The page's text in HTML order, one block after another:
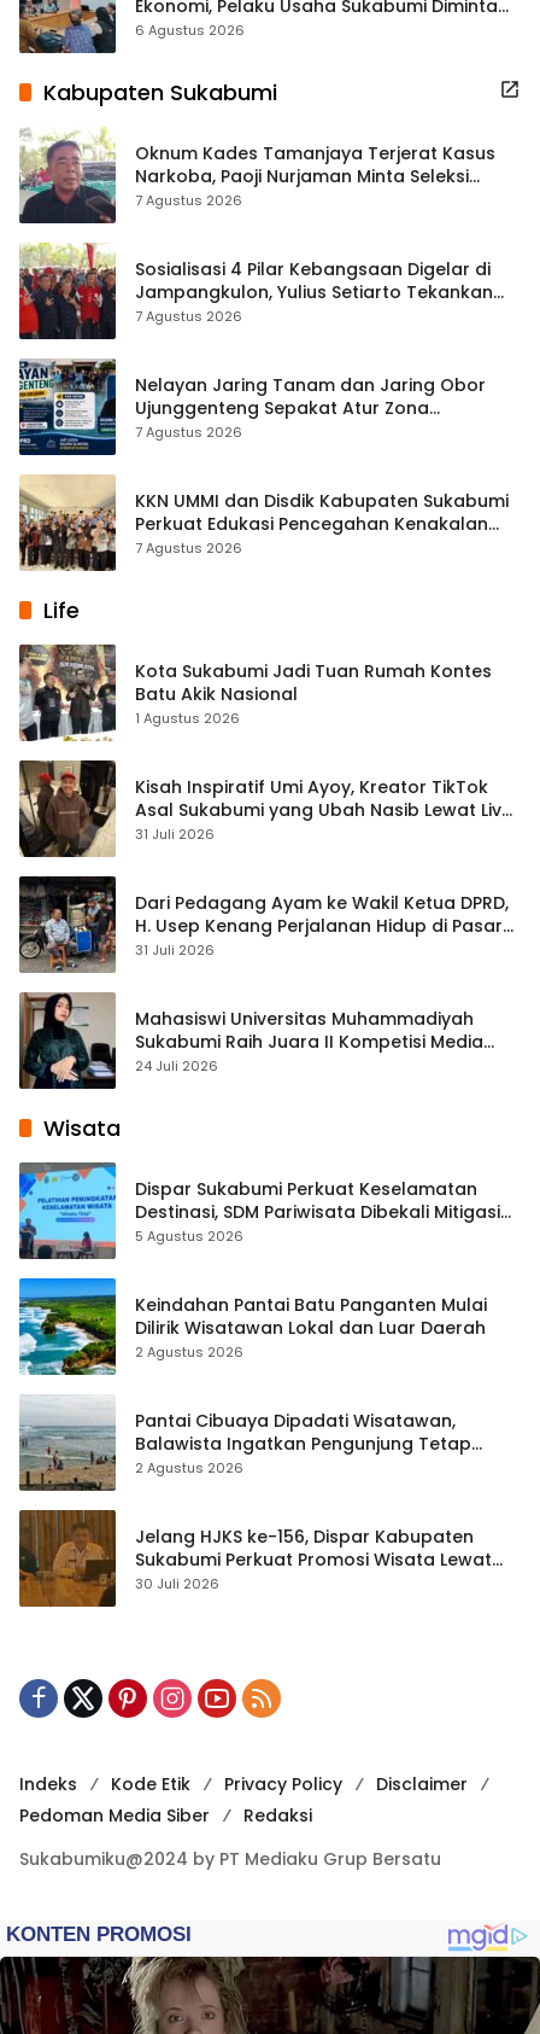
Ekonomi, Pelaku Usaha Sukabumi Diminta
Terbuka Beri Data
6 Agustus 2026
Kabupaten Sukabumi
Oknum Kades Tamanjaya Terjerat Kasus
Narkoba, Paoji Nurjaman Minta Seleksi
Calon Kades Diperketat
7 Agustus 2026
Sosialisasi 4 Pilar Kebangsaan Digelar di
Jampangkulon, Yulius Setiarto Tekankan
Pentingnya Persatuan
7 Agustus 2026
Nelayan Jaring Tanam dan Jaring Obor
Ujunggenteng Sepakat Atur Zona
Penangkapan
7 Agustus 2026
KKN UMMI dan Disdik Kabupaten Sukabumi
Perkuat Edukasi Pencegahan Kenakalan
Remaja di SMPN 2 Tegalbuleud
7 Agustus 2026
Life
Kota Sukabumi Jadi Tuan Rumah Kontes
Batu Akik Nasional
1 Agustus 2026
Kisah Inspiratif Umi Ayoy, Kreator TikTok
Asal Sukabumi yang Ubah Nasib Lewat Live
Streaming
31 Juli 2026
Dari Pedagang Ayam ke Wakil Ketua DPRD,
H. Usep Kenang Perjalanan Hidup di Pasar
Cisaat
31 Juli 2026
Mahasiswi Universitas Muhammadiyah
Sukabumi Raih Juara II Kompetisi Media
Pembelajaran Digital Tingkat Internasional
24 Juli 2026
Wisata
Dispar Sukabumi Perkuat Keselamatan
Destinasi, SDM Pariwisata Dibekali Mitigasi
hingga Teknik Evakuasi
5 Agustus 2026
Keindahan Pantai Batu Panganten Mulai
Dilirik Wisatawan Lokal dan Luar Daerah
2 Agustus 2026
Pantai Cibuaya Dipadati Wisatawan,
Balawista Ingatkan Pengunjung Tetap
Waspada
2 Agustus 2026
Jelang HJKS ke-156, Dispar Kabupaten
Sukabumi Perkuat Promosi Wisata Lewat
Publikasi Digital
30 Juli 2026
Indeks Kode Etik Privacy Policy
Disclaimer
Pedoman Media Siber
Redaksi
Sukabumiku@2024 by PT Mediaku Grup Bersatu